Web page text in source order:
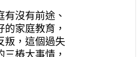
沒有前途、
家庭教育，
叛，這個過失
樁大事情，